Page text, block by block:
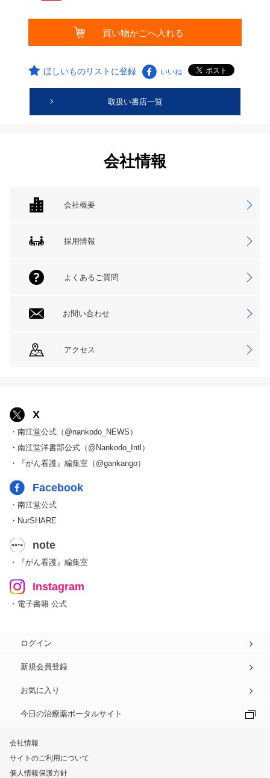
ほしいものリストに登録 いいね
取扱い書店一覧
会社情報
会社概要
採用情報
よくあるご質問
お問い合わせ
アクセス
X
・南江堂公式（@nankodo_NEWS）
・南江堂洋書部公式（@Nankodo_Intl）
・『がん看護』編集室（@gankango）
Facebook
・南江堂公式
・NurSHARE
note
・『がん看護』編集室
Instagram
・電子書籍 公式
ログイン
新規会員登録
お気に入り
今日の治療薬ポータルサイト
会社情報
サイトのご利用について
個人情報保護方針